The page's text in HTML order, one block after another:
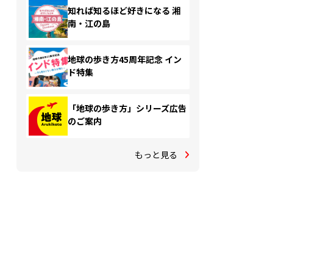
知れば知るほど好きになる 湘
南・江の島
地球の歩き方45周年記念 イン
ド特集
「地球の歩き方」シリーズ広告
のご案内
もっと見る